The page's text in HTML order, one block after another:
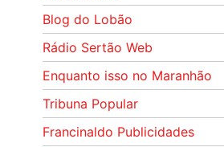
Blog do Lobão
Rádio Sertão Web
Enquanto isso no Maranhão
Tribuna Popular
Francinaldo Publicidades